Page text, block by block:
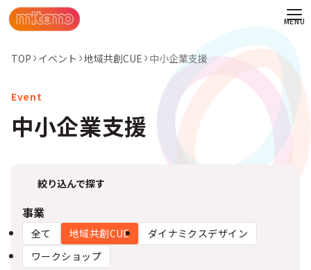
TOP イベント 地域共創CUE 中小企業支援
中小企業支援
絞り込んで探す
事業
全て 地域共創CUE
ダイナミクスデザイン
ワークショップ